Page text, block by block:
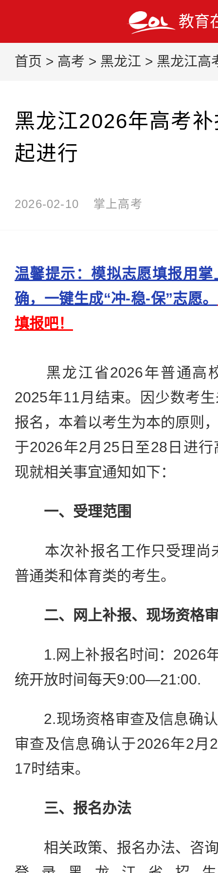
教育
首页 > 高考 > 黑龙江 > 黑龙江高
黑龙江2026年高考
起进行
2026-02-10 掌上高考
温馨提示：模拟志愿填报用
确，一键生成“冲-稳-保”志愿。
填报吧！
黑龙江省2026年普通高
2025年11月结束。因少数考
报名，本着以考生为本的原则
于2026年2月25日至28日进
现就相关事宜通知如下：
一、受理范围
本次补报名工作只受理尚
普通类和体育类的考生。
二、网上补报、现场资格
1.网上补报名时间：2026
统开放时间每天9:00—21:00.
2.现场资格审查及信息确认
审查及信息确认于2026年2月
17时结束。
三、报名办法
相关政策、报名办法、咨询